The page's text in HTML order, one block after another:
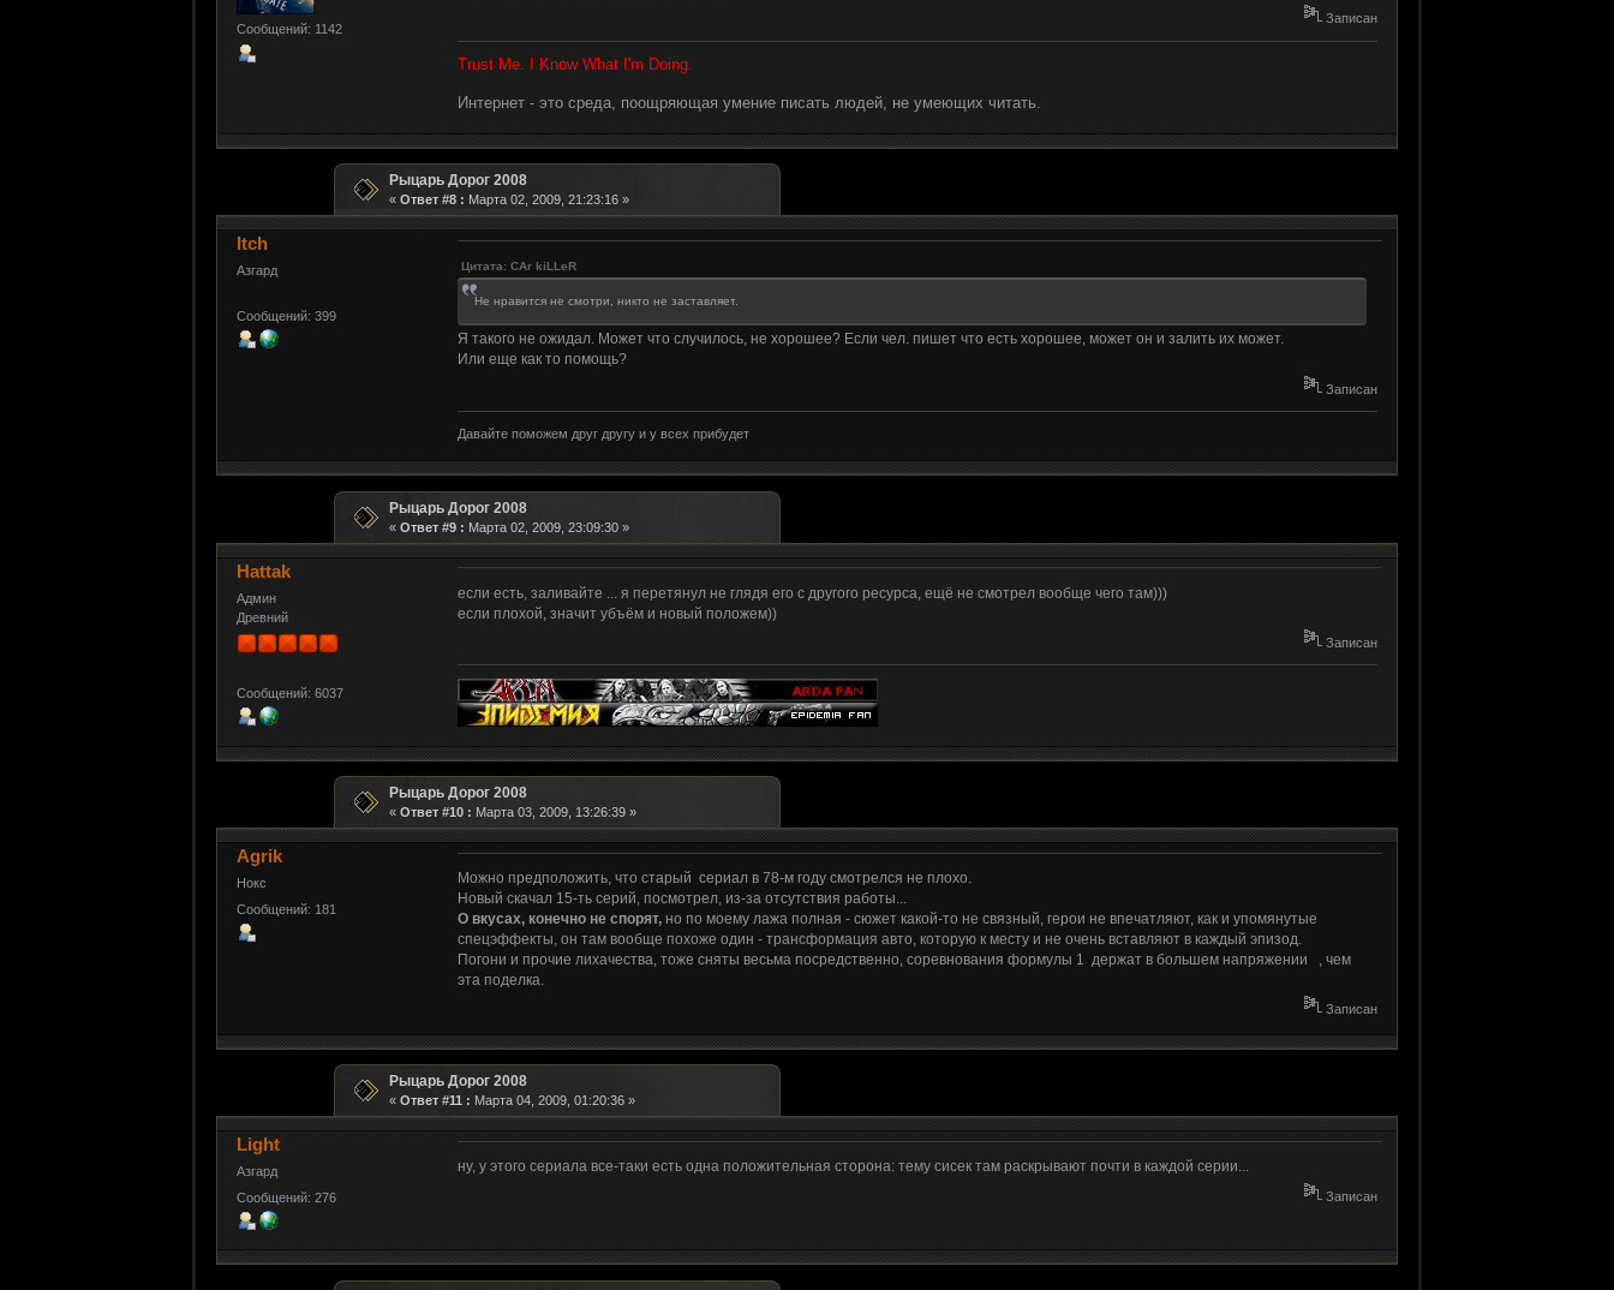
Сообщений: 1142
Записан
Trust Me. I Know What I'm Doing.
Интернет - это среда, поощряющая умение писать людей, не умеющих читать.
Рыцарь Дорог 2008
«Ответ #8 : Марта 02, 2009, 21:23:16 »
ltch
Азгард
Сообщений: 399
Цитата: CAr kiLLeR
Не нравится не смотри, никто не заставляет.
Я такого не ожидал. Может что случилось, не хорошее? Если чел. пишет что есть хорошее, может он и залить их может.
Или еще как то помощь?
Записан
Давайте поможем друг другу и у всех прибудет
Рыцарь Дорог 2008
«Ответ #9 : Марта 02, 2009, 23:09:30 »
Hattak
Админ
Древний
Сообщений: 6037
если есть, заливайте ... я перетянул не глядя его с другого ресурса, ещё не смотрел вообще чего там)))
если плохой, значит убъём и новый положем))
Записан
Рыцарь Дорог 2008
«Ответ #10 : Марта 03, 2009, 13:26:39 »
Agrik
Нокс
Сообщений: 181
Можно предположить, что старый сериал в 78-м году смотрелся не плохо.
Новый скачал 15-ть серий, посмотрел, из-за отсутствия работы...
О вкусах, конечно не спорят,но по моему лажа полная - сюжет какой-то не связный, герои не впечатляют, как и упомянутые
спецэффекты, он там вообще похоже один - трансформация авто, которую к месту и не очень вставляют в каждый эпизод.
Погони и прочие лихачества, тоже сняты весьма посредственно, соревнования формулы 1 держат в большем напряжении , чем
эта поделка.
Записан
Рыцарь Дорог 2008
«Ответ #11 : Марта 04, 2009, 01:20:36 »
Light
Азгард
Сообщений: 276
ну, у этого сериала все-таки есть одна положительная сторона: тему сисек там раскрывают почти в каждой серии...
Записан